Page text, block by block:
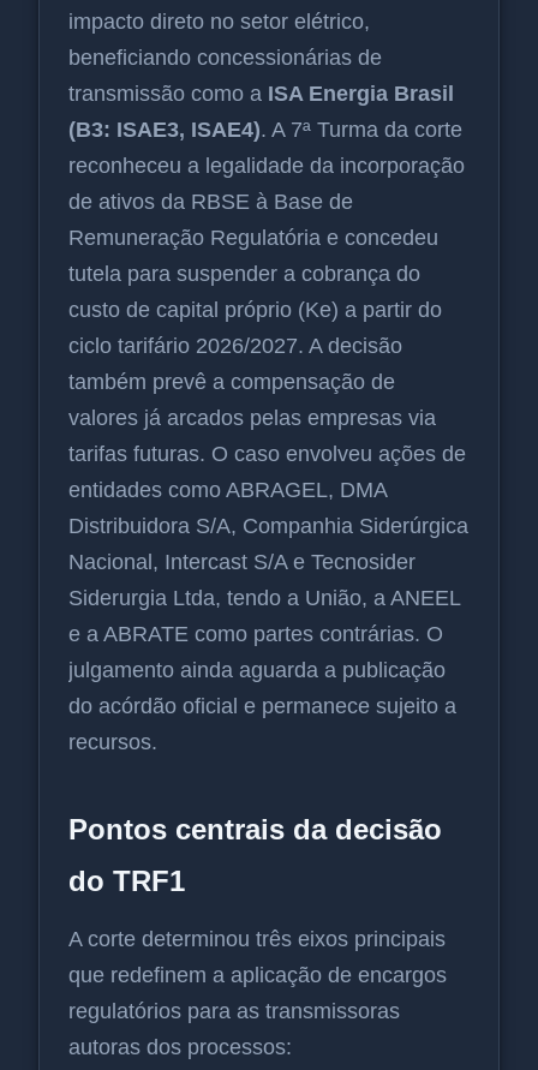
impacto direto no setor elétrico,
beneficiando concessionárias de
transmissão como a ISA Energia Brasil
(B3: ISAE3, ISAE4). A 7ª Turma da corte
reconheceu a legalidade da incorporação
de ativos da RBSE à Base de
Remuneração Regulatória e concedeu
tutela para suspender a cobrança do
custo de capital próprio (Ke) a partir do
ciclo tarifário 2026/2027. A decisão
também prevê a compensação de
valores já arcados pelas empresas via
tarifas futuras. O caso envolveu ações de
entidades como ABRAGEL, DMA
Distribuidora S/A, Companhia Siderúrgica
Nacional, Intercast S/A e Tecnosider
Siderurgia Ltda, tendo a União, a ANEEL
e a ABRATE como partes contrárias. O
julgamento ainda aguarda a publicação
do acórdão oficial e permanece sujeito a
recursos.
Pontos centrais da decisão
do TRF1
A corte determinou três eixos principais
que redefinem a aplicação de encargos
regulatórios para as transmissoras
autoras dos processos: